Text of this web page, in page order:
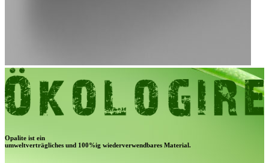
Opalite ist ein
umweltverträgliches und 100%ig wiederverwendbares Material.